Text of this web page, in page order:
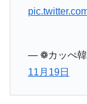
— ❁カッぺ韓
11月19日